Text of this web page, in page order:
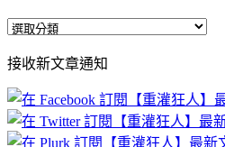
全
文
章
分
類
接收新文章通知